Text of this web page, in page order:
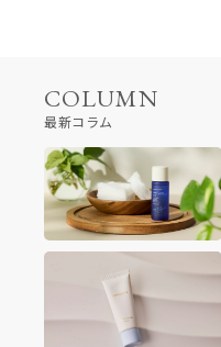
COLUMN
最新コラム